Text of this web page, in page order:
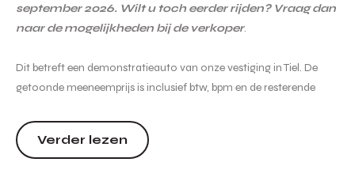
september 2026. Wilt u toch eerder rijden? Vraag dan
naar de mogelijkheden bij de verkoper.
Dit betreft een demonstratieauto van onze vestiging in Tiel. De
getoonde meeneemprijs is inclusief btw, bpm en de resterende
de vermelde kilometerstand in de advertentie kan afwijken t.o.v. de
actuele kilometerstand. Voor meer informatie, bezichtiging of
Verder lezen